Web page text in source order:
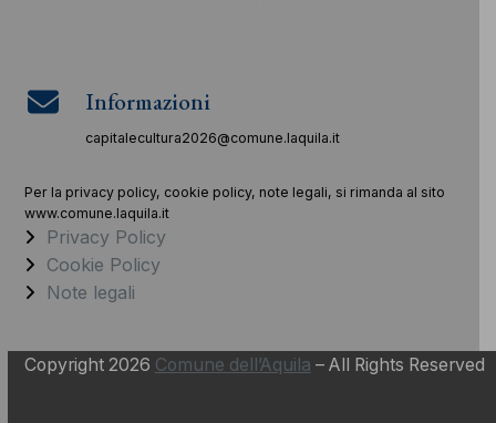
Informazioni
capitalecultura2026@comune.laquila.it
Per la privacy policy, cookie policy, note legali, si rimanda al sito
www.comune.laquila.it
Privacy Policy
Cookie Policy
Note legali
Copyright 2026 Comune dell’Aquila – All Rights Reserved